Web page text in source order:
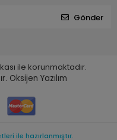
Gönder
ile korunmaktadır.
Oksijen Yazılım
ile hazırlanmıştır.